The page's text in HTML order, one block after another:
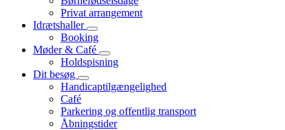
Privat arrangement
Idrætshaller
Booking
Møder & Café
Holdspisning
Dit besøg
Handicaptilgængelighed
Café
Parkering og offentlig transport
Åbningstider